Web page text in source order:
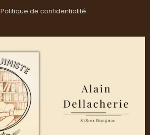
Politique de confidentialité